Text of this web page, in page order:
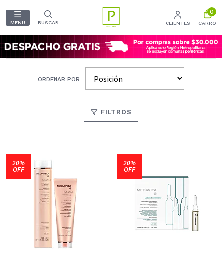
MENU BUSCAR CLIENTES
0
CARRO
ORDENAR POR
FILTROS
20%
OFF
20%
OFF